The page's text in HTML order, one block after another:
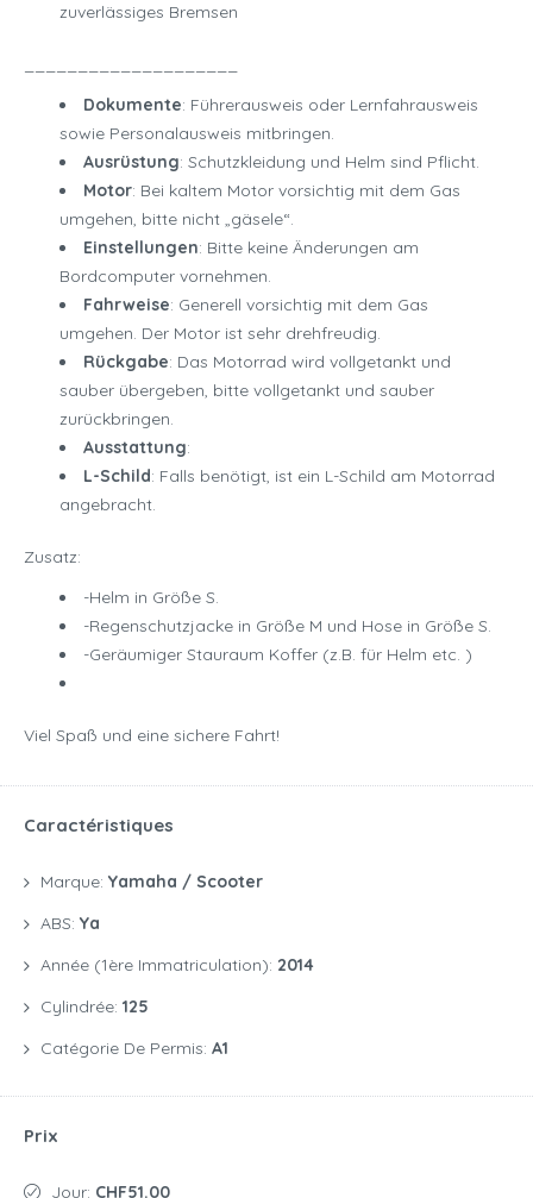
zuverlässiges Bremsen
Dokumente: Führerausweis oder Lernfahrausweis
sowie Personalausweis mitbringen.
Ausrüstung: Schutzkleidung und Helm sind Pflicht.
Motor: Bei kaltem Motor vorsichtig mit dem Gas
umgehen, bitte nicht „gäsele“.
Einstellungen: Bitte keine Änderungen am
Bordcomputer vornehmen.
Fahrweise: Generell vorsichtig mit dem Gas
umgehen. Der Motor ist sehr drehfreudig.
Rückgabe: Das Motorrad wird vollgetankt und
sauber übergeben, bitte vollgetankt und sauber
zurückbringen.
Ausstattung:
L-Schild: Falls benötigt, ist ein L-Schild am Motorrad
angebracht.
Zusatz:
-Helm in Größe S.
-Regenschutzjacke in Größe M und Hose in Größe S.
-Geräumiger Stauraum Koffer (z.B. für Helm etc. )
Viel Spaß und eine sichere Fahrt!
Caractéristiques
Marque: Yamaha / Scooter
ABS: Ya
Année (1ère Immatriculation): 2014
Cylindrée: 125
Catégorie De Permis: A1
Prix
Jour: CHF51.00